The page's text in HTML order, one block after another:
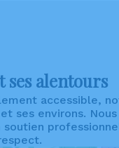
ses alentours
accessible,
ses environs.